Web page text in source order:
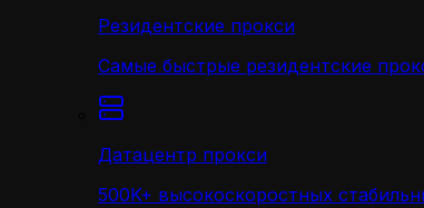
Резидентские прокси
Самые быстрые резидентские
Датацентр прокси
500K+ высокоскоростных